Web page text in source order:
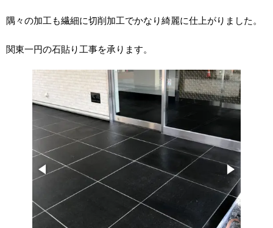
隅々の加工も繊細に切削加工でかなり綺麗に仕上がりました。
関東一円の石貼り工事を承ります。